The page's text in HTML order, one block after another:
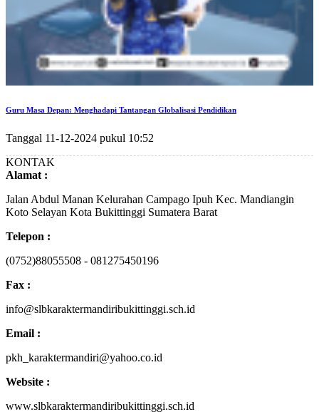
Guru Masa Depan: Menghadapi Tantangan Globalisasi Pendidikan
Tanggal 11-12-2024 pukul 10:52
KONTAK
Alamat :
Jalan Abdul Manan Kelurahan Campago Ipuh Kec. Mandiangin
Koto Selayan Kota Bukittinggi Sumatera Barat
Telepon :
(0752)88055508 - 081275450196
Fax :
info@slbkaraktermandiribukittinggi.sch.id
Email :
pkh_karaktermandiri@yahoo.co.id
Website :
www.slbkaraktermandiribukittinggi.sch.id